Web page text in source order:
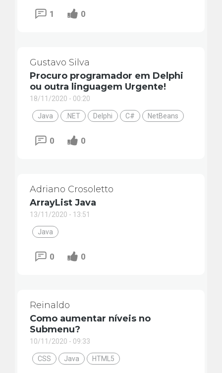
1 0
Gustavo Silva
Procuro programador em Delphi
ou outra linguagem Urgente!
18/11/2020 - 00:20
Java .NET Delphi C# NetBeans
0 0
Adriano Crosoletto
ArrayList Java
13/11/2020 - 13:51
Java
0 0
Reinaldo
Como aumentar níveis no
Submenu?
10/11/2020 - 09:33
CSS Java HTML5